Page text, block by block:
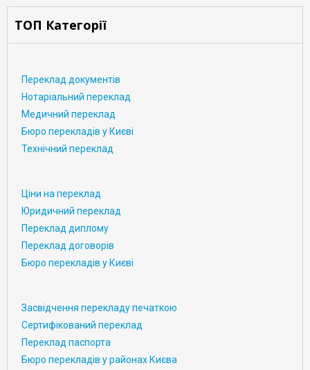
ТОП Категорії
Переклад документів
Нотаріальний переклад
Медичний переклад
Бюро перекладів у Києві
Технічний переклад
Ціни на переклад
Юридичний переклад
Переклад диплому
Переклад договорів
Бюро перекладів у Києві
Засвідчення перекладу печаткою
Сертифікований переклад
Переклад паспорта
Бюро перекладів у районах Києва